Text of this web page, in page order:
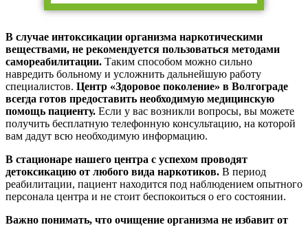
В случае интоксикации организма наркотическими
веществами, не рекомендуется пользоваться методами
самореабилитации. Таким способом можно сильно
навредить больному и усложнить дальнейшую работу
специалистов. Центр «Здоровое поколение» в Волгограде
всегда готов предоставить необходимую медицинскую
помощь пациенту. Если у вас возникли вопросы, вы можете
получить бесплатную телефонную консультацию, на которой
вам дадут всю необходимую информацию.
В стационаре нашего центра с успехом проводят
детоксикацию от любого вида наркотиков. В период
реабилитации, пациент находится под наблюдением опытного
персонала центра и не стоит беспокоиться о его состоянии.
Важно понимать, что очищение организма не избавит от